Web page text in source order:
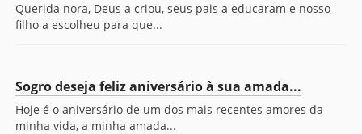
Querida nora, Deus a criou, seus pais a educaram e nosso
filho a escolheu para que...
Sogro deseja feliz aniversário à sua amada...
Hoje é o aniversário de um dos mais recentes amores da
minha vida, a minha amada...